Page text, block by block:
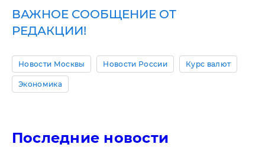
ВАЖНОЕ СООБЩЕНИЕ ОТ
РЕДАКЦИИ!
Новости Москвы Новости России Курс валют
Экономика
Последние новости